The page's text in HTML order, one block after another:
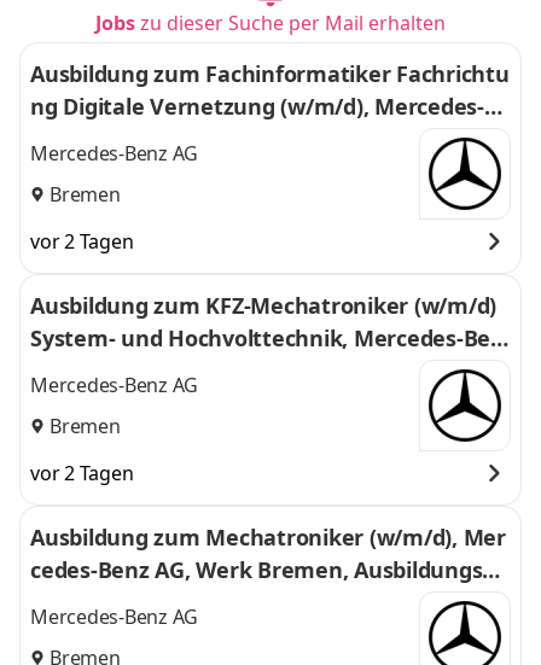
Jobszu dieser Suche per Mail erhalten
Ausbildung zum Fachinformatiker Fachrichtu
ng Digitale Vernetzung (w/m/d), Mercedes-B
enz AG, Werk Bremen, Ausbildungsbeginn 01.
Mercedes-Benz AG
Bremen
vor 2 Tagen
Ausbildung zum KFZ-Mechatroniker (w/m/d)
System- und Hochvolttechnik, Mercedes-Ben
z AG, Werk Bremen, Ausbildungsbeginn 01.0
Mercedes-Benz AG
Bremen
vor 2 Tagen
Ausbildung zum Mechatroniker (w/m/d), Mer
cedes-Benz AG, Werk Bremen, Ausbildungsbe
ginn 01.09.2027
Mercedes-Benz AG
Bremen